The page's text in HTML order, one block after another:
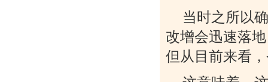
当时之所以
改增会迅速落
但从目前来看